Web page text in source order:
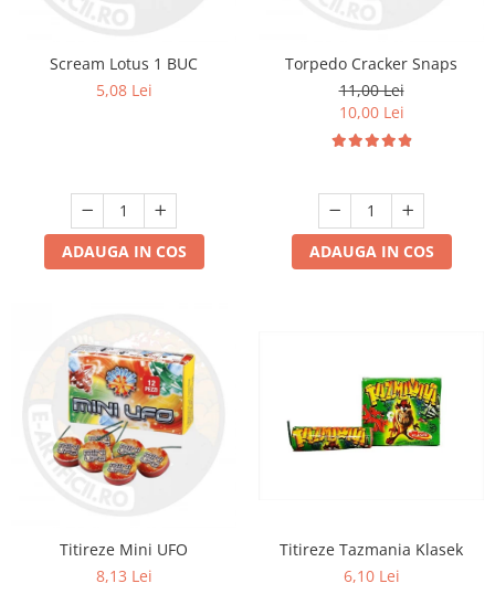
Scream Lotus 1 BUC
5,08 Lei
ADAUGA IN COS
Torpedo Cracker Snaps
11,00 Lei
10,00 Lei
ADAUGA IN COS
Titireze Mini UFO
8,13 Lei
Titireze Tazmania Klasek
6,10 Lei